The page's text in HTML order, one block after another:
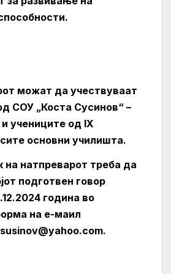
можат да учествуваат
СОУ „Коста Сусинов“ –
учениците од IX
основни училишта.
на натпреварот треба да
подготвен говор
година во
на е-маил
.